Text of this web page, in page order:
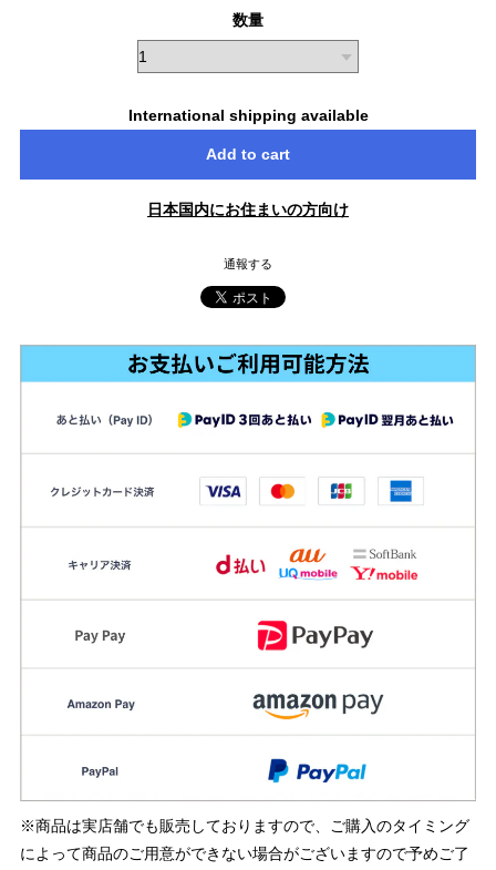
数量
International shipping available
Add to cart
日本国内にお住まいの方向け
通報する
※商品は実店舗でも販売しておりますので、ご購入のタイミング
によって商品のご用意ができない場合がございますので予めご了